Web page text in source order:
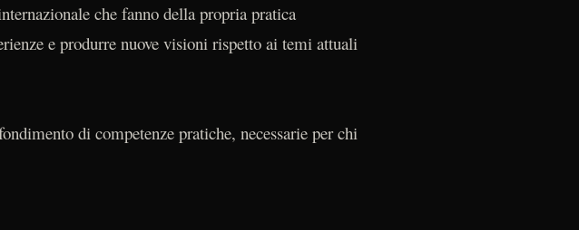
che fanno della propria pratica
e produrre nuove visioni rispetto ai temi attuali
di competenze pratiche, necessarie per chi